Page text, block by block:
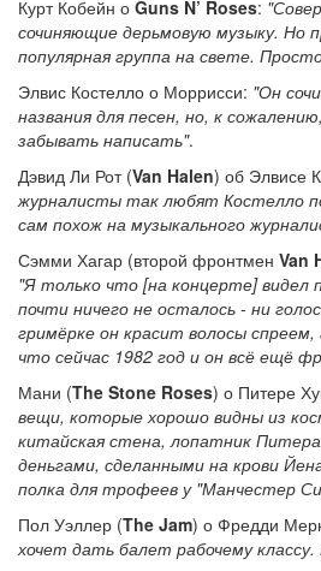
Курт Кобейн о Guns N’ Roses:
сочиняющие дерьмовую музыку. Но
популярная группа на свете.
Элвис Костелло о Моррисси: "Он
названия для песен, но, к
забывать написать".
Дэвид Ли Рот (Van Halen) об Элвисе
журналисты так любят Костелло
сам похож на музыкального
Сэмми Хагар (второй фронтмен Van
"Я только что [на концерте] видел
почти ничего не осталось - ни
гримёрке он красит волосы
что сейчас 1982 год и он всё ещё
Мани (The Stone Roses) о Питере
вещи, которые хорошо видны из
китайская стена, лопатник
деньгами, сделанными на крови
полка для трофеев у "Манчестер
Пол Уэллер (The Jam) о Фредди
хочет дать балет рабочему